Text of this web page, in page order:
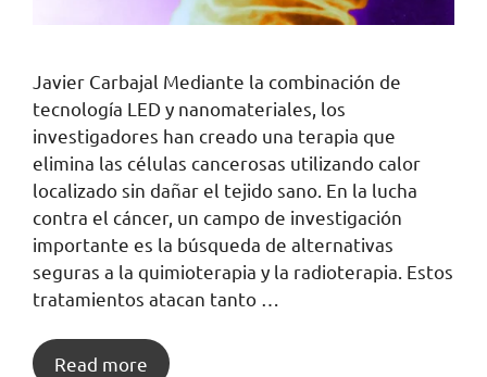
Javier Carbajal Mediante la combinación de
tecnología LED y nanomateriales, los
investigadores han creado una terapia que
elimina las células cancerosas utilizando calor
localizado sin dañar el tejido sano. En la lucha
contra el cáncer, un campo de investigación
importante es la búsqueda de alternativas
seguras a la quimioterapia y la radioterapia. Estos
tratamientos atacan tanto …
Read more